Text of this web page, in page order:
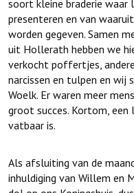
soort kleine braderie waar
presenteren en van
worden gegeven. Samen
uit Hollerath hebben we
verkocht poffertjes,
narcissen en tulpen en wij
Woelk. Er waren meer
groot succes. Kortom, een
vatbaar is.
Als afsluiting van de
inhuldiging van Willem en